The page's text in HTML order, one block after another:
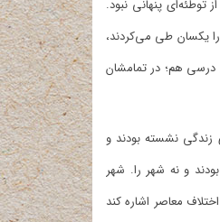
توطئه‌‌ای پنهانی نبود.
یکسان طی می‌کردند،
درسی هم؛ در تمامشان‌
زندگی نشسته بودند و
و نه شهر را. شهر
معاصر اشاره کند